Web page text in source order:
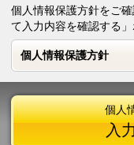
個人情報保護方針をご
て入力内容を確認する
個人情報保護方針
個人情報保護方針
個人
入